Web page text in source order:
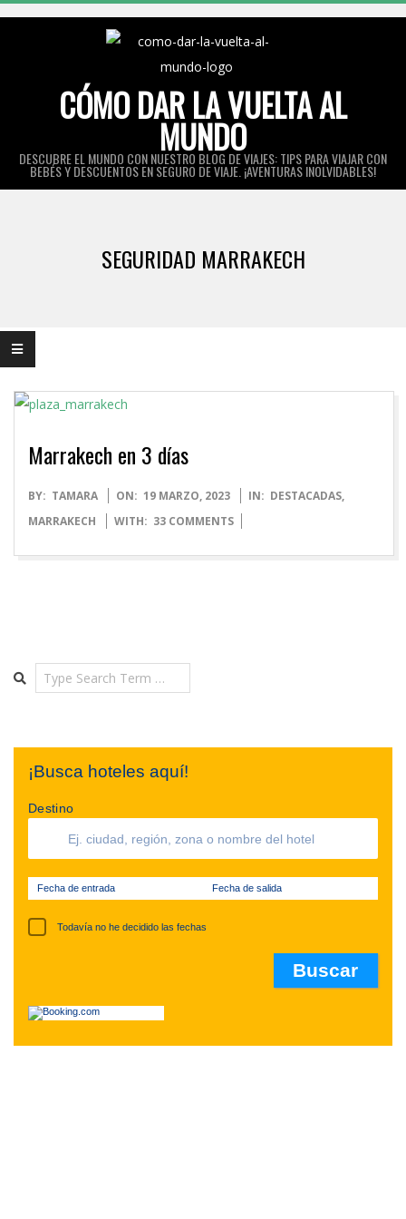
CÓMO DAR LA VUELTA AL
MUNDO
DESCUBRE EL MUNDO CON NUESTRO BLOG DE VIAJES: TIPS PARA VIAJAR CON
BEBÉS Y DESCUENTOS EN SEGURO DE VIAJE. ¡AVENTURAS INOLVIDABLES!
SEGURIDAD MARRAKECH
Marrakech en 3 días
2023-
03-
BY: TAMARA ON: 19 MARZO, 2023 IN: DESTACADAS,
MARRAKECH
WITH: 33 COMMENTS
Search
¡Busca hoteles aquí!
Destino
Fecha de entrada Fecha de salida
Todavía no he decidido las fechas